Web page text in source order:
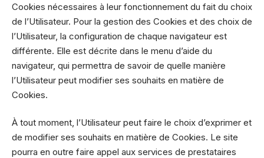
Cookies nécessaires à leur fonctionnement du fait du choix
de l’Utilisateur. Pour la gestion des Cookies et des choix de
l’Utilisateur, la configuration de chaque navigateur est
différente. Elle est décrite dans le menu d’aide du
navigateur, qui permettra de savoir de quelle manière
l’Utilisateur peut modifier ses souhaits en matière de
Cookies.
À tout moment, l’Utilisateur peut faire le choix d’exprimer et
de modifier ses souhaits en matière de Cookies. Le site
pourra en outre faire appel aux services de prestataires